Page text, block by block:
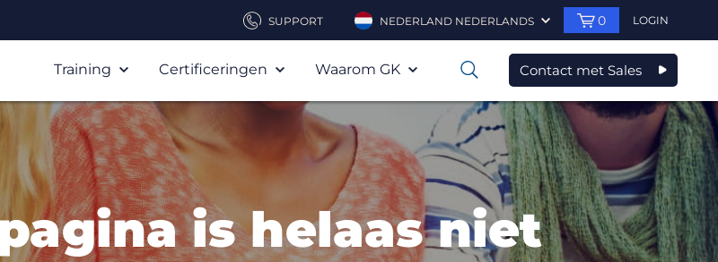
SUPPORT NEDERLAND NEDERLANDS 0 LOGIN
Training Certificeringen Waarom GK 0 Contact met Sales
is helaas niet